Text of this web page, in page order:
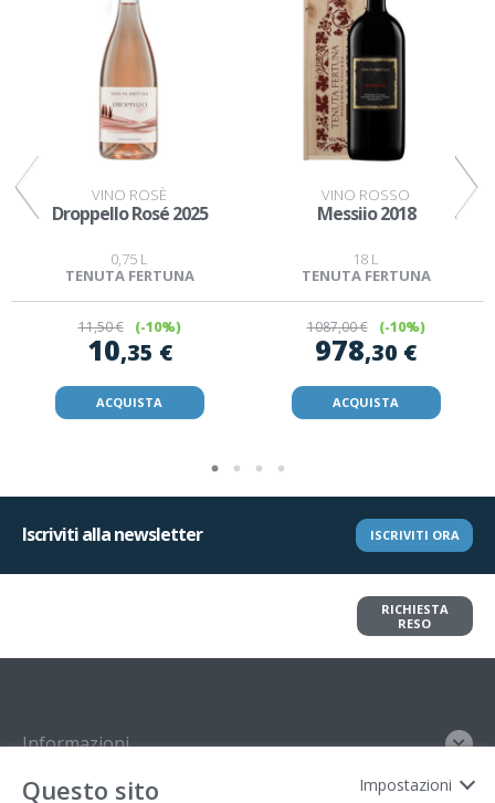
VINO ROSÈ
Droppello Rosé 2025
0,75 L
TENUTA FERTUNA
11,50 € (-10%)
10,35 €
ACQUISTA
VINO ROSSO
Messiio 2018
18 L
TENUTA FERTUNA
1087,00 € (-10%)
978,30 €
ACQUISTA
Iscriviti alla newsletter ISCRIVITI ORA
RICHIESTA
RESO
Informazioni
Contatto
Questo sito Impostazioni